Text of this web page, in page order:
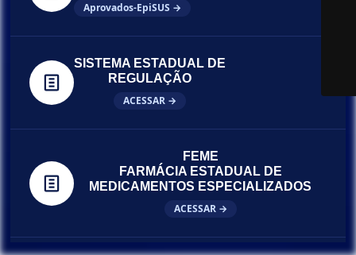
Aprovados-EpiSUS →
SISTEMA ESTADUAL DE
REGULAÇÃO
ACESSAR →
FEME
FARMÁCIA ESTADUAL DE
MEDICAMENTOS ESPECIALIZADOS
ACESSAR →